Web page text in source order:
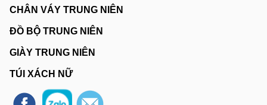
CHÂN VÁY TRUNG NIÊN
ĐỒ BỘ TRUNG NIÊN
GIÀY TRUNG NIÊN
TÚI XÁCH NỮ